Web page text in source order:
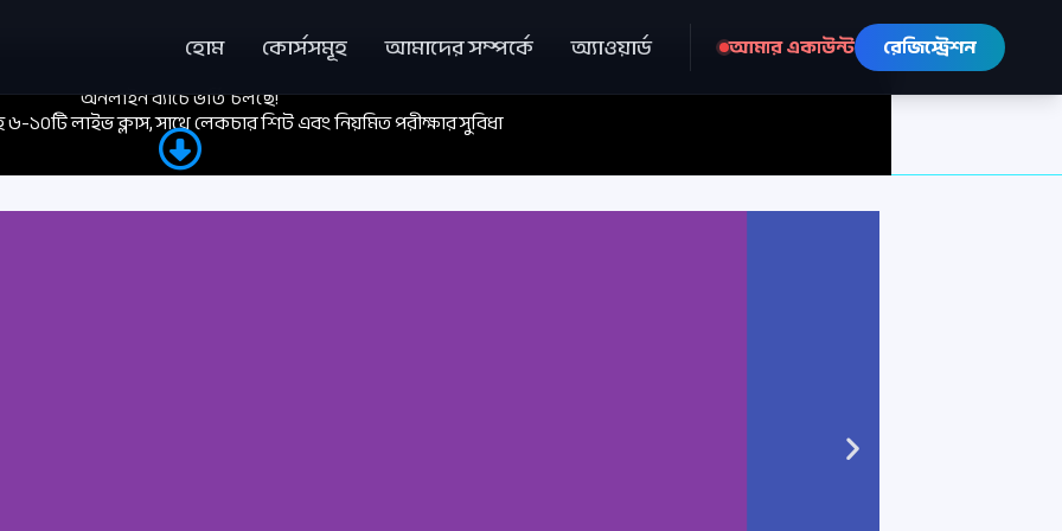
হোম কোর্সসমূহ আমাদের সম্পর্কে অ্যাওয়ার্ড আমার একাউন্ট
রেজিস্ট্রেশন
অনলাইন ব্যাচে ভর্তি চলছে!
৬-১০টি লাইভ ক্লাস, সাথে লেকচার শিট এবং নিয়মিত পরীক্ষার সুবিধা